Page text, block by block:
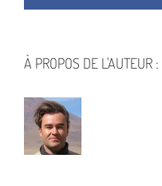
À PROPOS DE L'AUTEUR :